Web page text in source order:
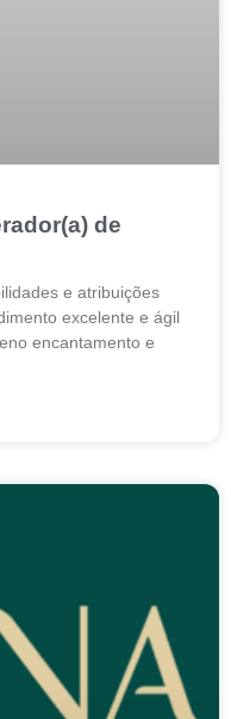
de
e atribuições
excelente e ágil
encantamento e